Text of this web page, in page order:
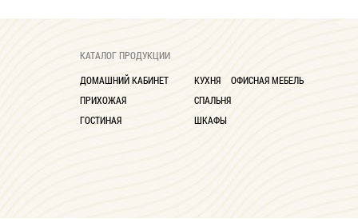
КАТАЛОГ ПРОДУКЦИИ
ДОМАШНИЙ КАБИНЕТ
ПРИХОЖАЯ
ГОСТИНАЯ
КУХНЯ
СПАЛЬНЯ
ШКАФЫ
ОФИСНАЯ МЕБЕЛЬ